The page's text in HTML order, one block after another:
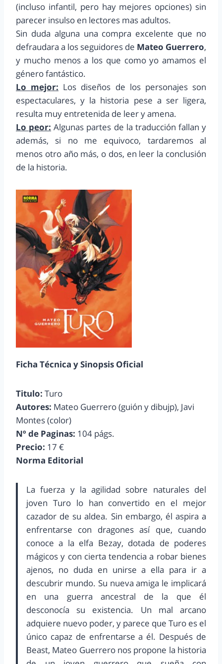
(incluso infantil, pero hay mejores opciones) sin
parecer insulso en lectores mas adultos.
Sin duda alguna una compra excelente que no
defraudara a los seguidores de Mateo Guerrero,
y mucho menos a los que como yo amamos el
género fantástico.
Lo mejor: Los diseños de los personajes son
espectaculares, y la historia pese a ser ligera,
resulta muy entretenida de leer y amena.
Lo peor: Algunas partes de la traducción fallan y
además, si no me equivoco, tardaremos al
menos otro año más, o dos, en leer la conclusión
de la historia.
Ficha Técnica y Sinopsis Oficial
Titulo: Turo
Autores: Mateo Guerrero (guión y dibujp), Javi
Montes (color)
Nº de Paginas: 104 págs.
Precio: 17 €
Norma Editorial
La fuerza y la agilidad sobre naturales del
joven Turo lo han convertido en el mejor
cazador de su aldea. Sin embargo, él aspira a
enfrentarse con dragones así que, cuando
conoce a la elfa Bezay, dotada de poderes
mágicos y con cierta tendencia a robar bienes
ajenos, no duda en unirse a ella para ir a
descubrir mundo. Su nueva amiga le implicará
en una guerra ancestral de la que él
desconocía su existencia. Un mal arcano
adquiere nuevo poder, y parece que Turo es el
único capaz de enfrentarse a él. Después de
Beast, Mateo Guerrero nos propone la historia